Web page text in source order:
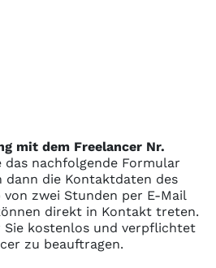
mit dem Freelancer Nr.
das nachfolgende Formular
dann die Kontaktdaten des
zwei Stunden per E-Mail
direkt in Kontakt treten.
Sie kostenlos und verpflichtet
zu beauftragen.